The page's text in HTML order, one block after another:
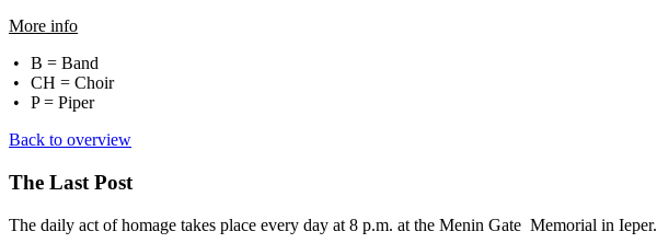
More info
B = Band
CH = Choir
P = Piper
Back to overview
The Last Post
The daily act of homage takes place every day at 8 p.m. at the Menin Gate Memorial in Ieper.